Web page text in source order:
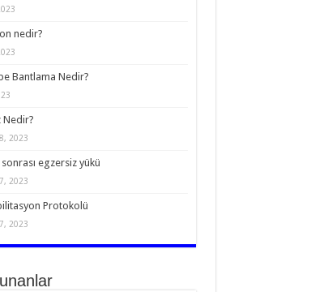
nedir?
Bantlama Nedir?
Nedir?
2023
egzersiz yükü
2023
Protokolü
2023